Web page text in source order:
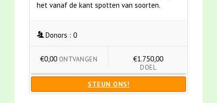
het vanaf de kant spotten van soorten.
Donors : 0
€0,00 ONTVANGEN €1.750,00
DOEL
STEUN ONS!